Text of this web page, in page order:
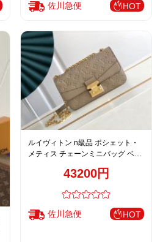
佐川急便 HOT
ルイヴィトン n級品 ポシェット・
メティス チェーンミニバッグ ベー
M46200 M4612743200円
佐川急便 HOT